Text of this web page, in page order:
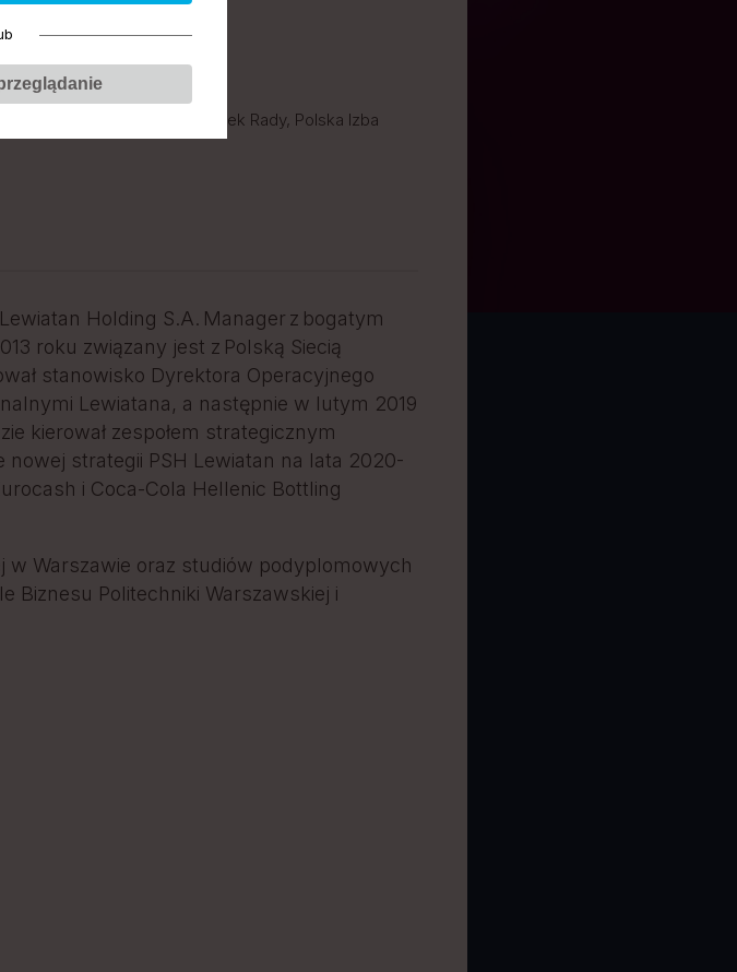
Lewiatan Holding SA, członek Rady, Polska Izba
Holding S.A. Manager z bogatym
roku związany jest z Polską Siecią
stanowisko Dyrektora Operacyjnego
Lewiatana, a następnie w lutym 2019
kierował zespołem strategicznym
strategii PSH Lewiatan na lata 2020-
i Coca-Cola Hellenic Bottling
w Warszawie oraz studiów podyplomowych
Biznesu Politechniki Warszawskiej i